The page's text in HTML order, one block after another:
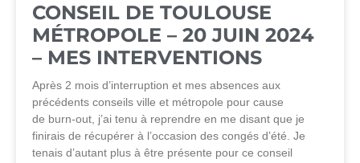
CONSEIL DE TOULOUSE
MÉTROPOLE – 20 JUIN 2024
– MES INTERVENTIONS
Après 2 mois d’interruption et mes absences aux
précédents conseils ville et métropole pour cause
de burn-out, j’ai tenu à reprendre en me disant que je
finirais de récupérer à l’occasion des congés d’été. Je
tenais d’autant plus à être présente pour ce conseil